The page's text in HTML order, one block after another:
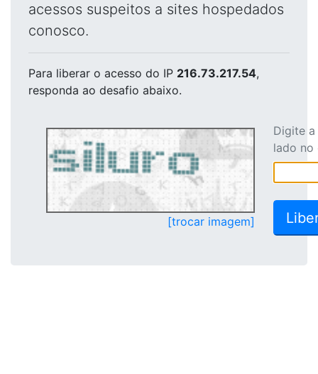
acessos suspeitos a sites hospedados
conosco.
Para liberar o acesso do IP 216.73.217.54,
responda ao desafio abaixo.
[trocar imagem]
Digite
lado no